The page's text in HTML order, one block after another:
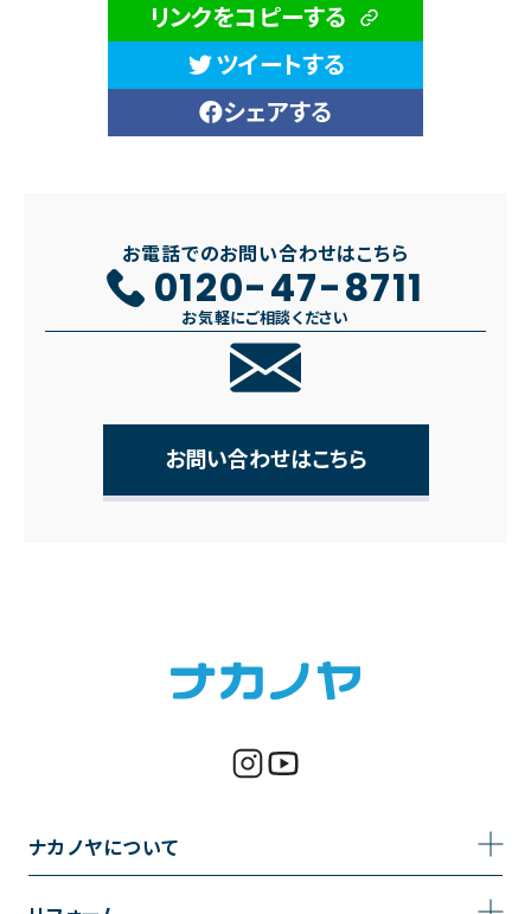
リンクをコピーする
ツイートする
シェアする
お電話でのお問い合わせはこちら
0120-47-8711
お気軽にご相談ください
お問い合わせはこちら
ナカノヤについて